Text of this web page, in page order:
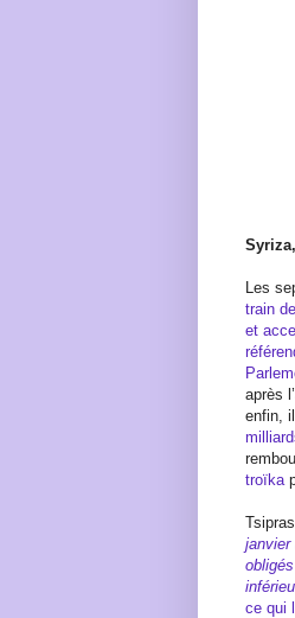
Les
train
et
après
enfin,
troïka
ce qui